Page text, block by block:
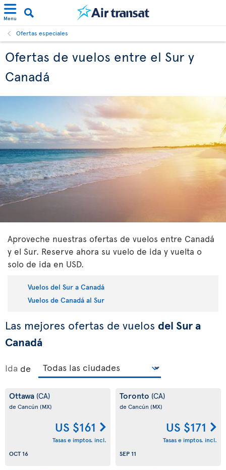
Menu
Ofertas especiales
Ofertas de vuelos entre el Sur y
Canadá
Aproveche nuestras ofertas de vuelos entre Canadá
y el Sur. Reserve ahora su vuelo de ida y vuelta o
solo de ida en USD.
Vuelos del Sur a Canadá
Vuelos de Canadá al Sur
Las mejores ofertas de vuelos del Sur a
Canadá
Ida de
Ottawa (CA)
de Cancún (MX)
US $161
Tasas e imptos. incl.
OCT 16
Toronto (CA)
de Cancún (MX)
US $171
Tasas e imptos. incl.
SEP 11